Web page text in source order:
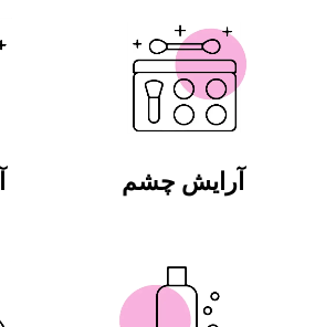
آرایش چشم